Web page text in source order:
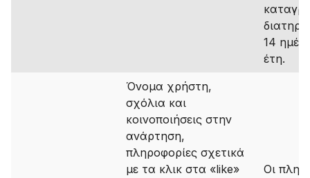
14
έτη.
Όνομα χρήστη,
σχόλια και
κοινοποιήσεις στην
ανάρτηση,
πληροφορίες σχετικά
με τα κλικ στα «like»
Οι